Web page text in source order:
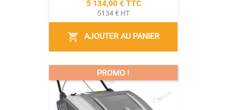
Prix
5 134,00 € TTC
5134 € HT
shopping_cart AJOUTER AU PANIER
PROMO !